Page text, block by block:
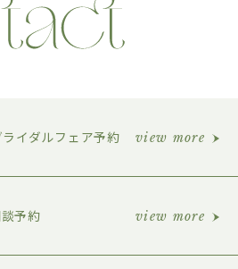
ライダルフェア予約 view more
予約 view more